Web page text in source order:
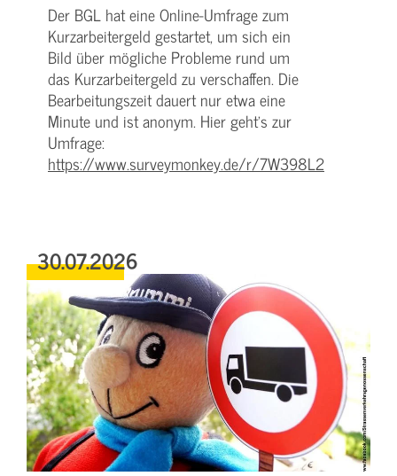
Der BGL hat eine Online­-Umfrage zum
Kurzarbeitergeld gestartet, um sich ein
Bild über mögliche Probleme rund um
das Kurzarbeitergeld zu verschaffen. Die
Bearbeitungszeit dauert nur etwa eine
Minute und ist anonym. Hier geht's zur
Umfrage:
https://www.surveymonkey.de/r/7W398L2
30.07.2026